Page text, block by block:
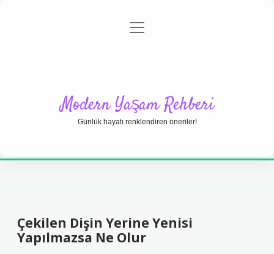
Gizlilik Politikası
menüyü
Modern Yaşam Rehberi
Günlük hayatı renklendiren öneriler!
Çekilen Dişin Yerine Yenisi
Yapılmazsa Ne Olur